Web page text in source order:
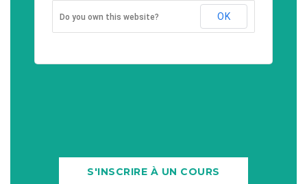
Do you own this website? OK
S'INSCRIRE À UN COURS